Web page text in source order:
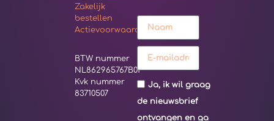
Zakelijk
bestellen
Actievoorwaarden
BTW nummer
NL862965767B01
Kvk nummer
83710507
Ja, ik wil graag
de nieuwsbrief
ontvangen en ga